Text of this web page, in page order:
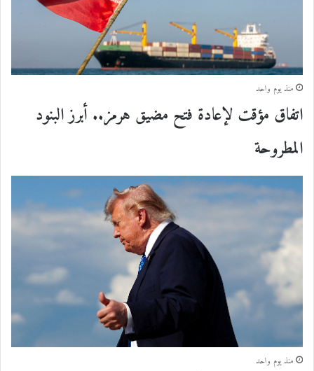
منذ يوم واحد
اتفاق مؤقت لإعادة فتح مضيق هرمز.. أبرز البنود
المطروحة
منذ يوم واحد